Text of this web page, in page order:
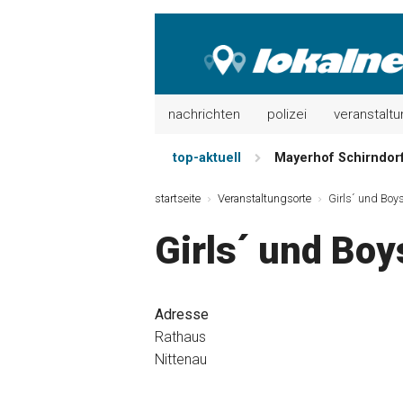
nachrichten polizei
top-aktuell Mayerhof
Maxhütter
Nutzen Sie aktuelle
startseite Veranstaltungsorte Girls´ und
Girls´ und
Adresse
Rathaus
Nittenau